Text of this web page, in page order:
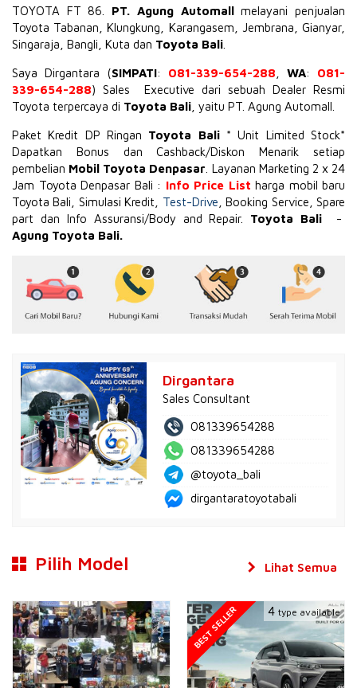
TOYOTA FT 86 PT. Agung Automallmelayani penjualan
Toyota Tabanan, Klungkung, Karangasem, Jembrana, Gianyar,
Singaraja, Bangli, Kuta dan Toyota Bali
Saya Dirgantara (SIMPATI: 081-339-654-288 WA: 081-
339-654-288) Sales Executive dari sebuah Dealer Resmi
Toyota terpercaya di Toyota Bali , yaitu PT. Agung Automall.
Paket Kredit DP Ringan Toyota Bali * Unit Limited Stock*
Dapatkan Bonus dan Cashback/Diskon Menarik setiap
pembelian Mobil Toyota Denpasar . Layanan Marketing 2 x 24
Jam Toyota Denpasar Bali : Info Price List harga mobil baru
Toyota Bali, Simulasi Kredit, Test-Drive , Booking Service, Spare
part dan Info Assuransi/Body and Repair. Toyota Bali -
Agung Toyota Bali.
Dirgantara
Sales Consultant
081339654288
081339654288
@toyota_bali
dirgantaratoyotabali
Pilih Model
BEST SELLER 4 type available
Lihat Semua